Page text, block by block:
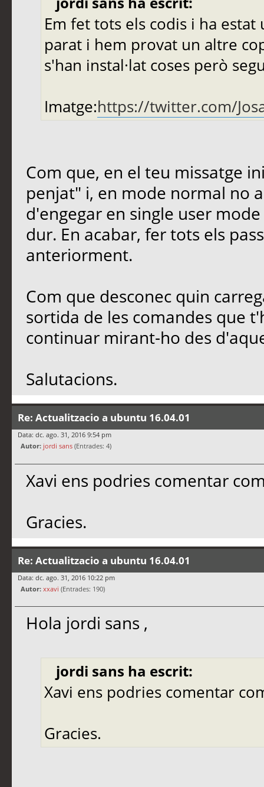
Em fet tots els codis i ha
parat i hem provat un altre
s'han instal·lat coses però
Imatge:https://twitter.com/
Com que, en el teu missatge
penjat" i, en mode normal no
d'engegar en single user
dur. En acabar, fer tots els
anteriorment.
Com que desconec quin
sortida de les comandes que
continuar mirant-ho des
Salutacions.
Re: Actualitzacio a ubuntu 16.04.01
Data: dc. ago. 31, 2016 9:54 pm
Autor: jordi sans (Entrades: 4)
Xavi ens podries comentar
Gracies.
Re: Actualitzacio a ubuntu 16.04.01
Data: dc. ago. 31, 2016 10:22 pm
Autor: xxavi (Entrades: 190)
Hola jordi sans ,
jordi sans ha escrit:
Xavi ens podries comentar
Gracies.